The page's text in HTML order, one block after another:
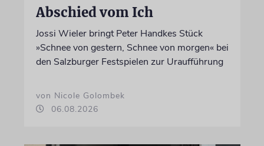
Abschied vom Ich
Jossi Wieler bringt Peter Handkes Stück
»Schnee von gestern, Schnee von morgen« bei
den Salzburger Festspielen zur Uraufführung
von Nicole Golombek
06.08.2026